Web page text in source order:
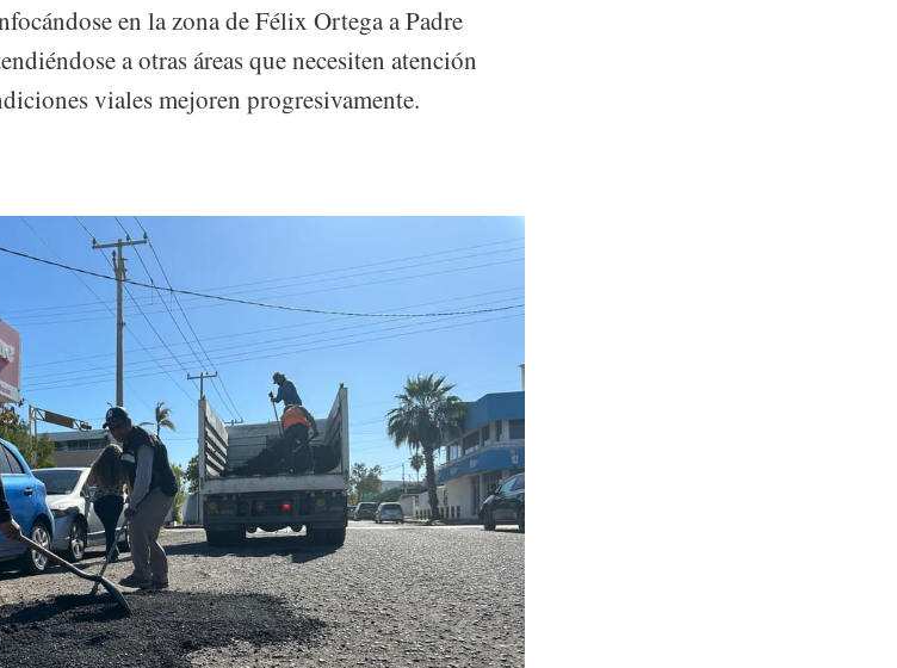
en la zona de Félix Ortega a Padre
a otras áreas que necesiten atención
viales mejoren progresivamente.